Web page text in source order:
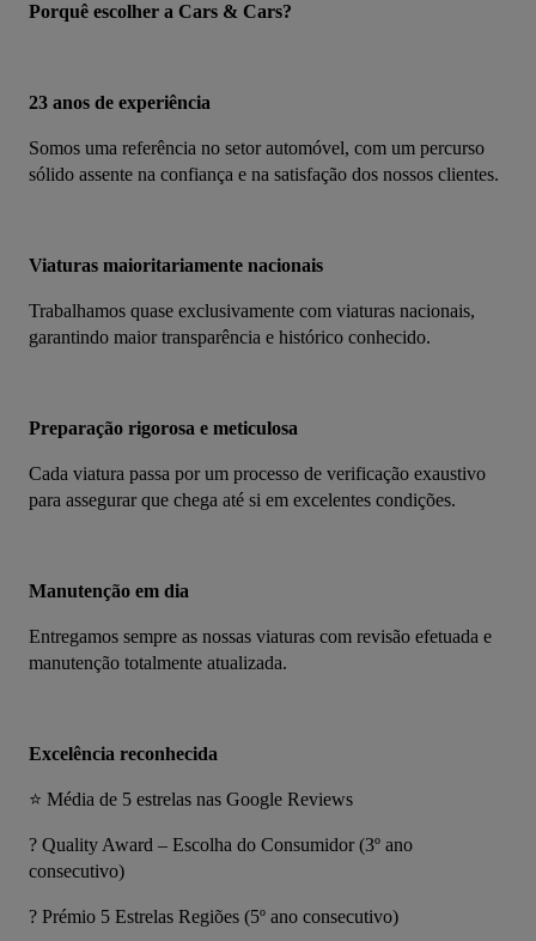
Porquê escolher a Cars & Cars?
23 anos de experiência
Somos uma referência no setor automóvel, com um percurso
sólido assente na confiança e na satisfação dos nossos clientes.
Viaturas maioritariamente nacionais
Trabalhamos quase exclusivamente com viaturas nacionais,
garantindo maior transparência e histórico conhecido.
Preparação rigorosa e meticulosa
Cada viatura passa por um processo de verificação exaustivo
para assegurar que chega até si em excelentes condições.
Manutenção em dia
Entregamos sempre as nossas viaturas com revisão efetuada e
manutenção totalmente atualizada.
Excelência reconhecida
⭐ Média de 5 estrelas nas Google Reviews
? Quality Award – Escolha do Consumidor (3º ano
consecutivo)
? Prémio 5 Estrelas Regiões (5º ano consecutivo)